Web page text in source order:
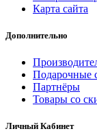
Карта сайта
Дополнительно
Подарочные
Партнёры
Товары со
Личный Кабинет